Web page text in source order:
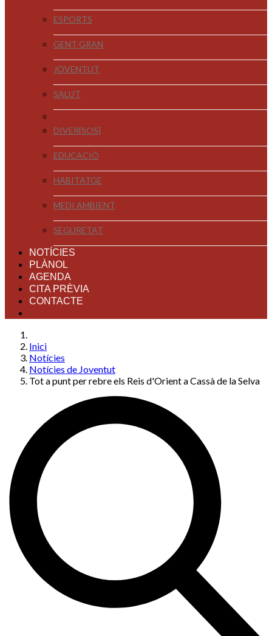
ESPORTS
GENT GRAN
JOVENTUT
SALUT
DIVER[SOS]
EDUCACIÓ
HABITATGE
MEDI AMBIENT
SEGURETAT
NOTÍCIES
PLÀNOL
AGENDA
CITA PRÈVIA
CONTACTE
Inici
Notícies
Notícies de Joventut
Tot a punt per rebre els Reis d'Orient a Cassà de la Selva